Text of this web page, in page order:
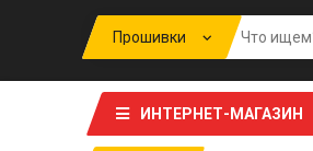
ИНТЕРНЕТ-МАГАЗИН